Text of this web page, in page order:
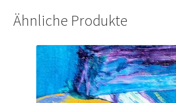
Ähnliche Produkte